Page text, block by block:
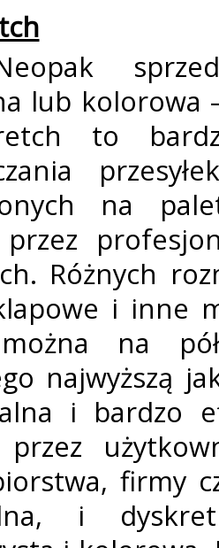
lub kolorowa
to
na
przez
Różnych
i inne
na
najwyższą
i bardzo
przez
firmy
i